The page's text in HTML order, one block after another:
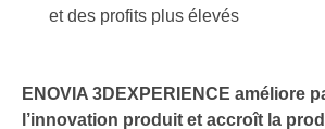
et des profits plus élevés
ENOVIA 3DEXPERIENCE améliore
l’innovation produit et accroît la